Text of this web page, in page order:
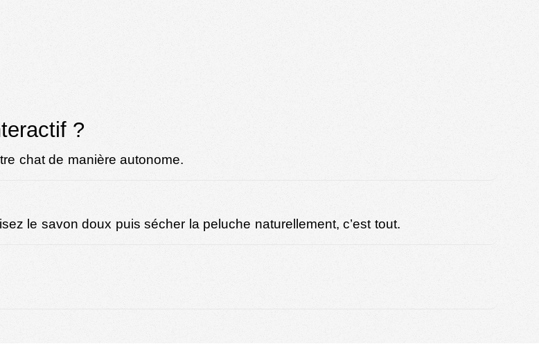
?
chat de manière autonome.
le savon doux puis sécher la peluche naturellement, c’est tout.